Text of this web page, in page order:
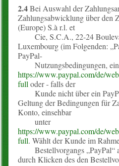
2.4Bei Auswahl der
Zahlungsabwicklung über den
(Europe) S.à r.l. et
Cie, S.C.A., 22-24
Luxembourg (im Folgenden:
PayPal-
Nutzungsbedingungen,
https://www.paypal.com/de/
full oder - falls der
Kunde nicht über ein
Geltung der Bedingungen für
Konto, einsehbar
unter
https://www.paypal.com/de/
full. Wählt der Kunde im
Bestellvorgangs „PayPal“
durch Klicken des den